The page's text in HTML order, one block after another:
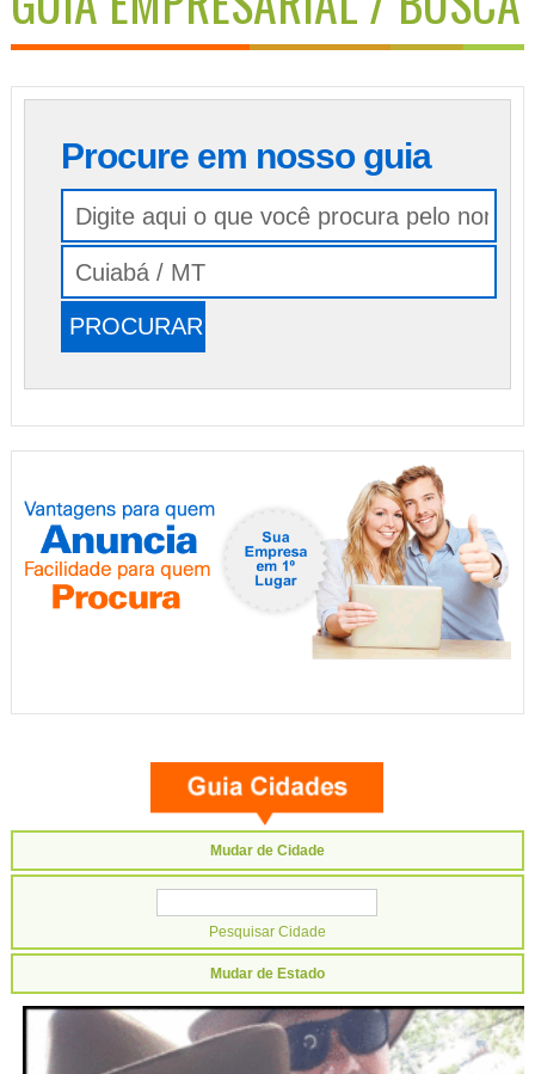
Procure em nosso guia
Mudar de Cidade
Mudar de Estado